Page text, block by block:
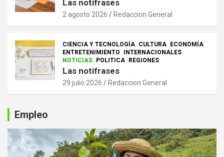
Las notifrases
2 agosto 2026 Redaccion General
CIENCIA Y TECNOLOGÍA CULTURA
ECONOMÍA
ENTRETENIMIENTO
INTERNACIONALES
NOTICIAS
POLITICA REGIONES
Las notifrases
29 julio 2026 Redaccion General
Empleo